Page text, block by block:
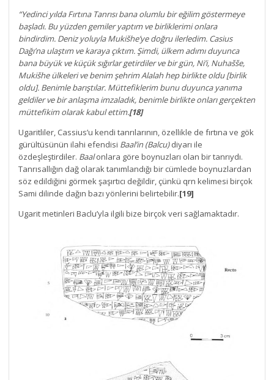
“Yedinci yılda Fırtına Tanrısı bana olumlu bir eğilim göstermeye
başladı. Bu yüzden gemiler yaptım ve birliklerimi onlara
bindirdim. Deniz yoluyla Mukišhe’ye doğru ilerledim. Casius
Dağı’na ulaştım ve karaya çıktım. Şimdi, ülkem adımı duyunca
bana büyük ve küçük sığırlar getirdiler ve bir gün, Ni’i, Nuhašše,
Mukišhe ülkeleri ve benim şehrim Alalah hep birlikte oldu [birlik
oldu]. Benimle barıştılar. Müttefiklerim bunu duyunca yanıma
geldiler ve bir anlaşma imzaladık, benimle birlikte onları gerçekten
müttefikim olarak kabul ettim.[18]
Ugaritliler, Cassius’u kendi tanrılarının, özellikle de fırtına ve gök
gürültüsünün ilahi efendisi Baal’in (Balcu)diyarı ile
özdeşleştirdiler. Baalonlara göre boynuzları olan bir tanrıydı.
Tanrısallığın dağ olarak tanımlandığı bir cümlede boynuzlardan
söz edildiğini görmek şaşırtıcı değildir, çünkü qrn kelimesi birçok
Sami dilinde dağın bazı yönlerini belirtebilir.[19]
Ugarit metinleri Baclu’yla ilgili bize birçok veri sağlamaktadır.